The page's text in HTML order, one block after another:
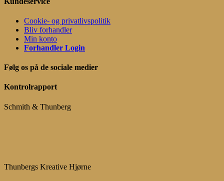
Cookie- og privatlivspolitik
Bliv forhandler
Min konto
Forhandler Login
Følg os på de sociale medier
Kontrolrapport
Schmith & Thunberg
Thunbergs Kreative Hjørne